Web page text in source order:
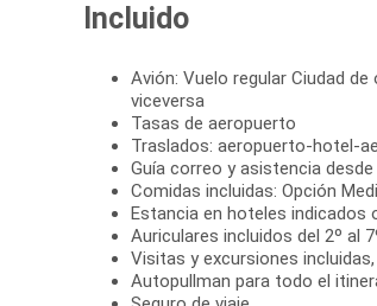
Incluido
Avión: Vuelo regular Ciudad
viceversa
Tasas de aeropuerto
Traslados: aeropuerto-hotel-
Guía correo y asistencia
Comidas incluidas: Opción
Estancia en hoteles indicados
Auriculares incluidos del 2º al
Visitas y excursiones
Autopullman para todo el